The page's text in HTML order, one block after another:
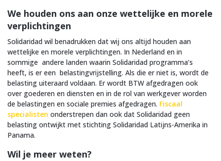
We houden ons aan onze wettelijke en morele
verplichtingen
Solidaridad wil benadrukken dat wij ons altijd houden aan
wettelijke en morele verplichtingen. In Nederland en in
sommige andere landen waarin Solidaridad programma’s
heeft, is er een belastingvrijstelling. Als die er niet is, wordt de
belasting uiteraard voldaan. Er wordt BTW afgedragen ook
over goederen en diensten en in de rol van werkgever worden
de belastingen en sociale premies afgedragen. Fiscaal
specialisten onderstrepen dan ook dat Solidaridad geen
belasting ontwijkt met stichting Solidaridad Latijns-Amerika in
Panama.
Wil je meer weten?